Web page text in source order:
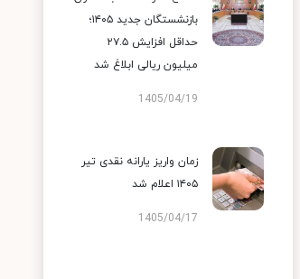
بازنشستگان جدید ۱۴۰۵؛
حداقل افزایش ۲۷.۵
میلیون ریالی ابلاغ شد
1405/04/19
زمان واریز یارانه نقدی تیر
۱۴۰۵ اعلام شد
1405/04/17